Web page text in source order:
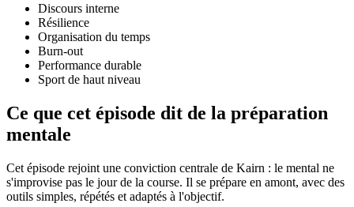
Discours interne
Résilience
Organisation du temps
Burn-out
Performance durable
Sport de haut niveau
Ce que cet épisode dit de la préparation
mentale
Cet épisode rejoint une conviction centrale de Kairn : le mental ne
s'improvise pas le jour de la course. Il se prépare en amont, avec des
outils simples, répétés et adaptés à l'objectif.